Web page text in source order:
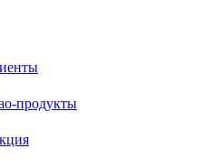
продукты